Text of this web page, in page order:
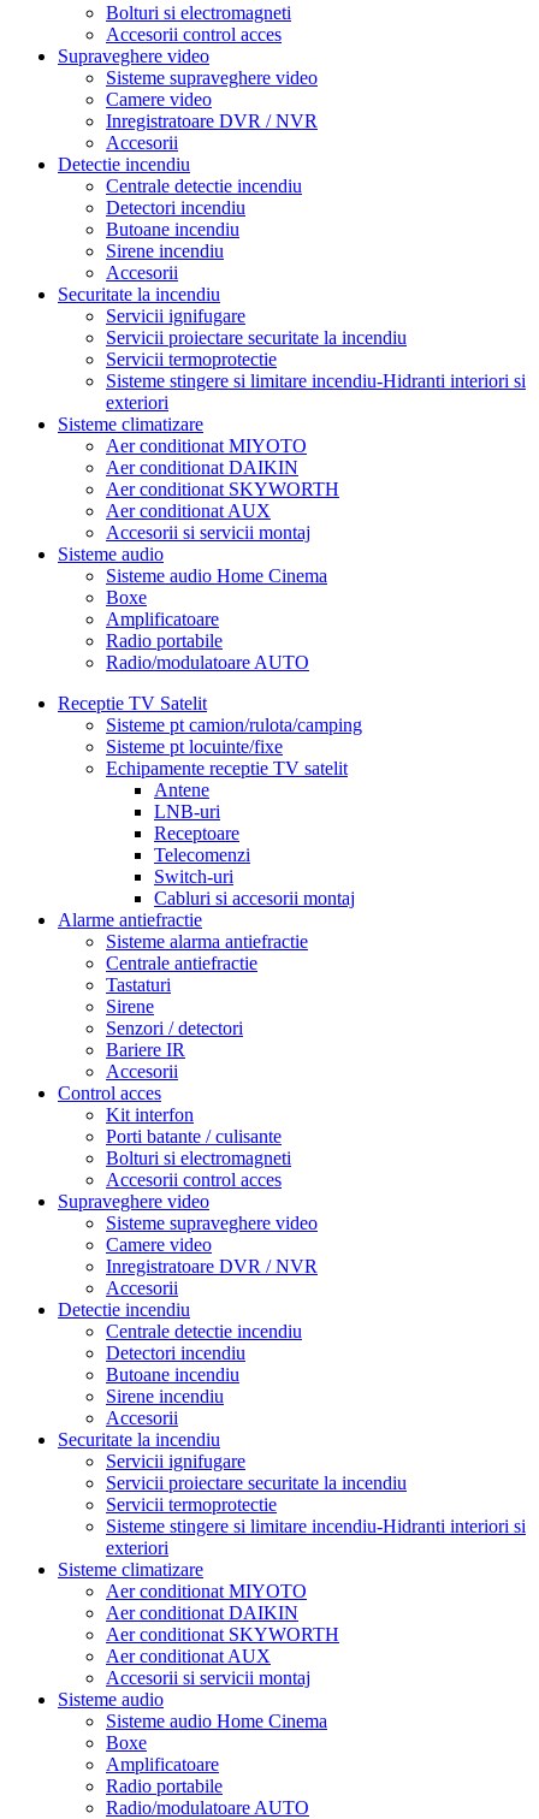
Bolturi si electromagneti
Accesorii control acces
Supraveghere video
Sisteme supraveghere video
Camere video
Inregistratoare DVR / NVR
Accesorii
Detectie incendiu
Centrale detectie incendiu
Detectori incendiu
Butoane incendiu
Sirene incendiu
Accesorii
Securitate la incendiu
Servicii ignifugare
Servicii proiectare securitate la incendiu
Servicii termoprotectie
Sisteme stingere si limitare incendiu-Hidranti interiori si
exteriori
Sisteme climatizare
Aer conditionat MIYOTO
Aer conditionat DAIKIN
Aer conditionat SKYWORTH
Aer conditionat AUX
Accesorii si servicii montaj
Sisteme audio
Sisteme audio Home Cinema
Boxe
Amplificatoare
Radio portabile
Radio/modulatoare AUTO
Receptie TV Satelit
Sisteme pt camion/rulota/camping
Sisteme pt locuinte/fixe
Echipamente receptie TV satelit
Antene
LNB-uri
Receptoare
Telecomenzi
Switch-uri
Cabluri si accesorii montaj
Alarme antiefractie
Sisteme alarma antiefractie
Centrale antiefractie
Tastaturi
Sirene
Senzori / detectori
Bariere IR
Accesorii
Control acces
Kit interfon
Porti batante / culisante
Bolturi si electromagneti
Accesorii control acces
Supraveghere video
Sisteme supraveghere video
Camere video
Inregistratoare DVR / NVR
Accesorii
Detectie incendiu
Centrale detectie incendiu
Detectori incendiu
Butoane incendiu
Sirene incendiu
Accesorii
Securitate la incendiu
Servicii ignifugare
Servicii proiectare securitate la incendiu
Servicii termoprotectie
Sisteme stingere si limitare incendiu-Hidranti interiori si
exteriori
Sisteme climatizare
Aer conditionat MIYOTO
Aer conditionat DAIKIN
Aer conditionat SKYWORTH
Aer conditionat AUX
Accesorii si servicii montaj
Sisteme audio
Sisteme audio Home Cinema
Boxe
Amplificatoare
Radio portabile
Radio/modulatoare AUTO